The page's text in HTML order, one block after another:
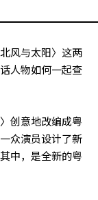
风与太阳〉这两
人物如何一起查
创意地改编成粤
众演员设计了新
中，是全新的粤